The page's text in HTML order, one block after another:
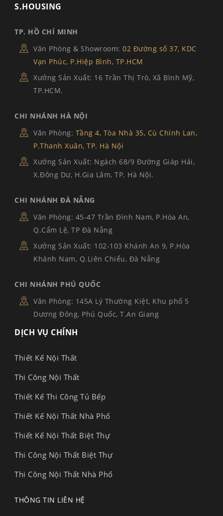
S.HOUSING
TP. HỒ CHÍ MINH
Văn Phòng & Showroom: 02 Đường số 37, KDC
Vạn Phúc, P.Hiệp Bình, TP.HCM
Xưởng Sản Xuất: 16 Trần Thị Trò, Xã Bình Mỹ,
TP.HCM.
CHI NHÁNH HÀ NỘI
Văn Phòng: Tầng 4, Tòa Nhà 35, Cù Chính Lan,
P.Thanh Xuân, TP. Hà Nội
Xưởng Sản Xuất: Ngách 68/9 Đường Giáp Hải,
X.Đông Dư, H.Gia Lâm, TP. Hà Nội.
CHI NHÁNH ĐÀ NẴNG
Văn Phòng: 45-47 Trần Đình Nam, P.Hòa An,
Q.Cẩm Lệ, TP Đà Nẵng
Xưởng Sản Xuất: 102-103 Khánh An 9, P.Hòa
Khánh Nam, Q.Liên Chiểu, Đà Nẵng
CHI NHÁNH PHÚ QUỐC
Văn Phòng: 145A Lý Thường Kiệt, Khu phố 5
Dương Đông, Phú Quốc, T.An Giang
DỊCH VỤ CHÍNH
Thiết Kế Nội Thất
Thi Công Nội Thất
Thiết Kế Thi Công Tủ Bếp
Thiết Kế Nội Thất Nhà Phố
Thiết Kế Nội Thất Biệt Thự
Thi Công Nội Thất Biệt Thự
Thi Công Nội Thất Nhà Phố
THÔNG TIN LIÊN HỆ